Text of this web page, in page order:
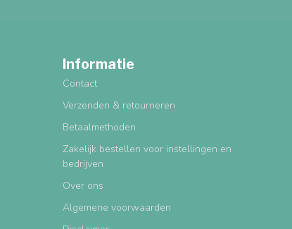
Informatie
Contact
Verzenden & retourneren
Betaalmethoden
Zakelijk bestellen voor instellingen en
bedrijven
Over ons
Algemene voorwaarden